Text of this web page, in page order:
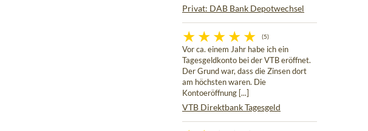
Privat: DAB Bank Depotwechsel
(5)
Vor ca. einem Jahr habe ich ein
Tagesgeldkonto bei der VTB eröffnet.
Der Grund war, dass die Zinsen dort
am höchsten waren. Die
Kontoeröffnung [...]
VTB Direktbank Tagesgeld